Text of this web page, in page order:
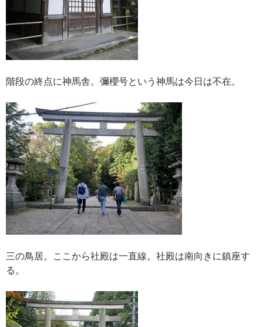
階段の終点に神馬舎。彌櫻号という神馬は今日は不在。
三の鳥居。ここから社殿は一直線。社殿は南向きに鎮座す
る。